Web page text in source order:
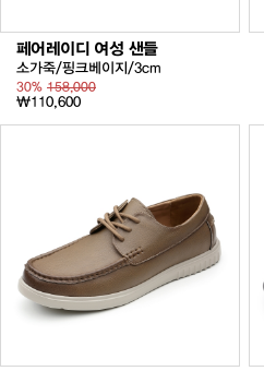
페어레이디 여성 샌들
소가죽/핑크베이지/3cm
30% 158,000
₩110,600